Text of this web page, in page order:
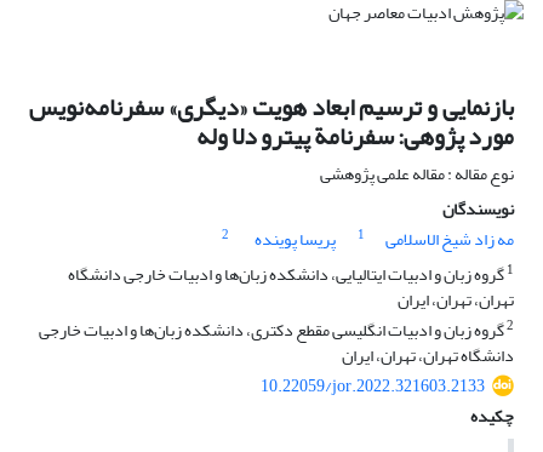
بازنمایی و ترسیم ابعاد هویت «دیگری» سفرنامه‌نویس
مورد پژوهی: سفرنامة پیترو دلا وله
نوع مقاله : مقاله علمی پژوهشی
نویسندگان
مه زاد شیخ الاسلامی
1 پریسا پوینده
2
1گروه زبان و ادبیات ایتالیایی، دانشکده زبان‌ها و ادبیات خارجی دانشگاه
تهران، تهران، ایران
2گروه زبان و ادبیات انگلیسی مقطع دکتری، دانشکده زبان‌ها و ادبیات خارجی
دانشگاه تهران، تهران، ایران
10.22059/jor.2022.321603.2133
چکیده